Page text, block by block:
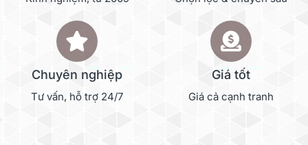
Chuyên nghiệp
Tư vấn, hỗ trợ 24/7
Giá tốt
Giá cả cạnh tranh